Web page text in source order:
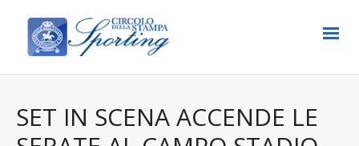
SET IN SCENA ACCENDE LE